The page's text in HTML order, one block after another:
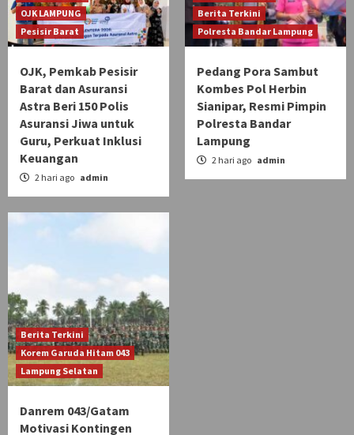
OJK LAMPUNG
Pesisir Barat
OJK, Pemkab Pesisir
Barat dan Asuransi
Astra Beri 150 Polis
Asuransi Jiwa untuk
Guru, Perkuat Inklusi
Keuangan
2 hari ago admin
Berita Terkini
Polresta Bandar Lampung
Pedang Pora Sambut
Kombes Pol Herbin
Sianipar, Resmi Pimpin
Polresta Bandar
Lampung
2 hari ago admin
Berita Terkini
Korem Garuda Hitam 043
Lampung Selatan
Danrem 043/Gatam
Motivasi Kontingen